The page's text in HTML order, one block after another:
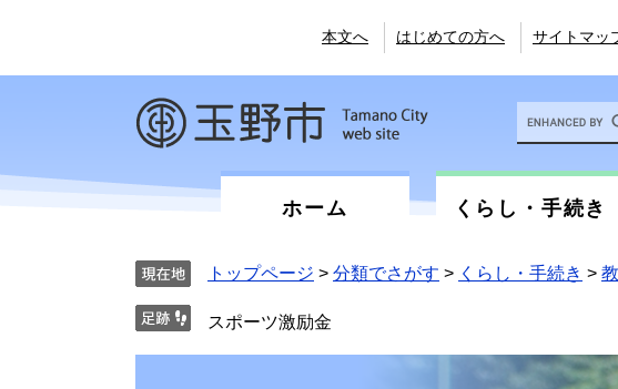
の
す。
ー
し
本文へ はじめての方へ サイトマッ
カ
タ
ム
ホーム くらし・手続き
トップページ > 分類でさがす > くらし・手続き >
スポーツ激励金